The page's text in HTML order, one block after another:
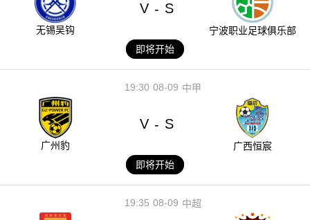
无锡吴钩
V - S
宁波职业足球俱乐部
即将开始
08-09
19:30 中甲
广州豹
V - S
广西恒宸
即将开始
08-09
19:35 中超